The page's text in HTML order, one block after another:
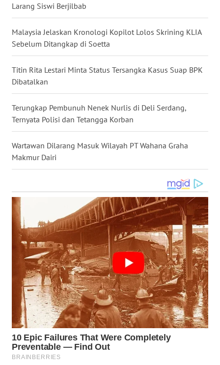
Larang Siswi Berjilbab
Malaysia Jelaskan Kronologi Kopilot Lolos Skrining KLIA
Sebelum Ditangkap di Soetta
Titin Rita Lestari Minta Status Tersangka Kasus Suap BPK
Dibatalkan
Terungkap Pembunuh Nenek Nurlis di Deli Serdang,
Ternyata Polisi dan Tetangga Korban
Wartawan Dilarang Masuk Wilayah PT Wahana Graha
Makmur Dairi
WN
WN
BENGKULU
WN
LAMPUNG
WN
JATENG
WN
NUSANTARA
WN
JOGJA
WN
JATIM
WN
BALI
WN
KALBAR
WN
KALTENG